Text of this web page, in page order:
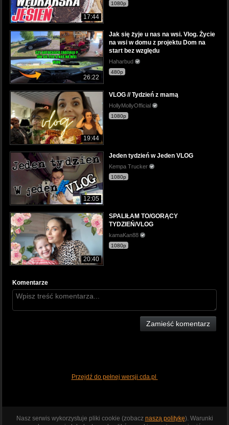
17:44
1080p
26:22
Jak się żyje u nas na wsi. Vlog. Życie
na wsi w domu z projektu Dom na
start bez względu
Haharbud
480p
19:44
VLOG // Tydzień z mamą
HollyMollyOfficial
1080p
12:05
Jeden tydzień w Jeden VLOG
Kempa Trucker
1080p
20:40
SPALIŁAM TO/GORĄCY
TYDZIEŃ/VLOG
kamaKan88
1080p
Komentarze
Zamieść komentarz
Przejdź do pełnej wersji cda.pl
Nasz serwis wykorzystuje pliki cookie (zobacz naszą politykę). Warunki